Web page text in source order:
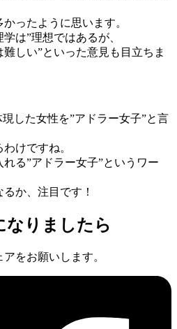
ったように思います。
は”理想ではあるが、
しい”といった意見も目立ちま
した女性を”アドラー女子”と言
けですね。
る”アドラー女子”というワー
か、注目です！
なりましたら
をお願いします。